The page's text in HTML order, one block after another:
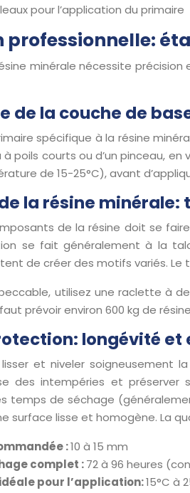
pour l’application du primaire
minérale nécessite
de la couche de
spécifique à la résine
à poils courts ou d’un pinceau,
de 15-25°C), avant
la résine minérale:
de la résine doit se
se fait généralement à la
de créer des motifs variés.
utilisez une raclette à
prévoir environ 600 kg de
longévité
lisser et niveler soigneusement
des intempéries et préserver
temps de séchage
surface lisse et homogène. La
:10 à 15 mm
complet :72 à 96 heures
pour l’application:15°C à